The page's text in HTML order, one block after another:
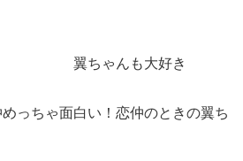
？
も大好き
白い！恋仲のときの翼ち